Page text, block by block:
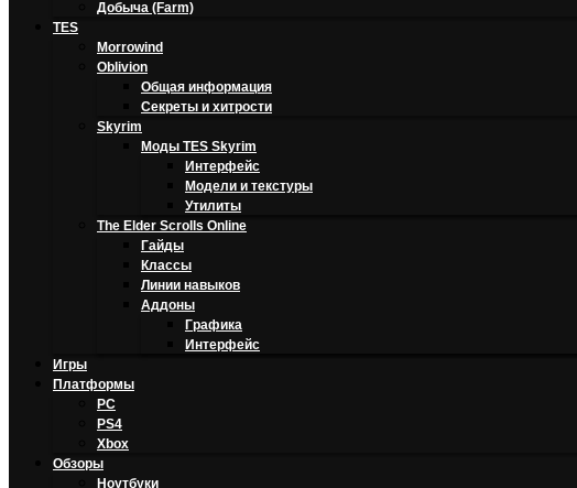
Добыча (Farm)
TES
Morrowind
Oblivion
Общая информация
Секреты и хитрости
Skyrim
Моды TES Skyrim
Интерфейс
Модели и текстуры
Утилиты
The Elder Scrolls Online
Гайды
Классы
Линии навыков
Аддоны
Графика
Интерфейс
Игры
Платформы
PC
PS4
Xbox
Обзоры
Ноутбуки